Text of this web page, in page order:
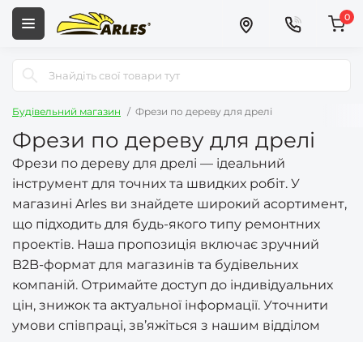
0
Будівельний магазин Фрези по дереву для дрелі
Фрези по дереву для дрелі
Фрези по дереву для дрелі — ідеальний
інструмент для точних та швидких робіт. У
магазині Arles ви знайдете широкий асортимент,
що підходить для будь-якого типу ремонтних
проектів. Наша пропозиція включає зручний
B2B-формат для магазинів та будівельних
компаній. Отримайте доступ до індивідуальних
цін, знижок та актуальної інформації. Уточнити
умови співпраці, зв’яжіться з нашим відділом